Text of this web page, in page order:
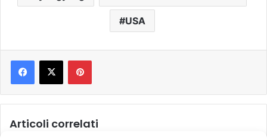
USA
Pinterest
Articoli correlati